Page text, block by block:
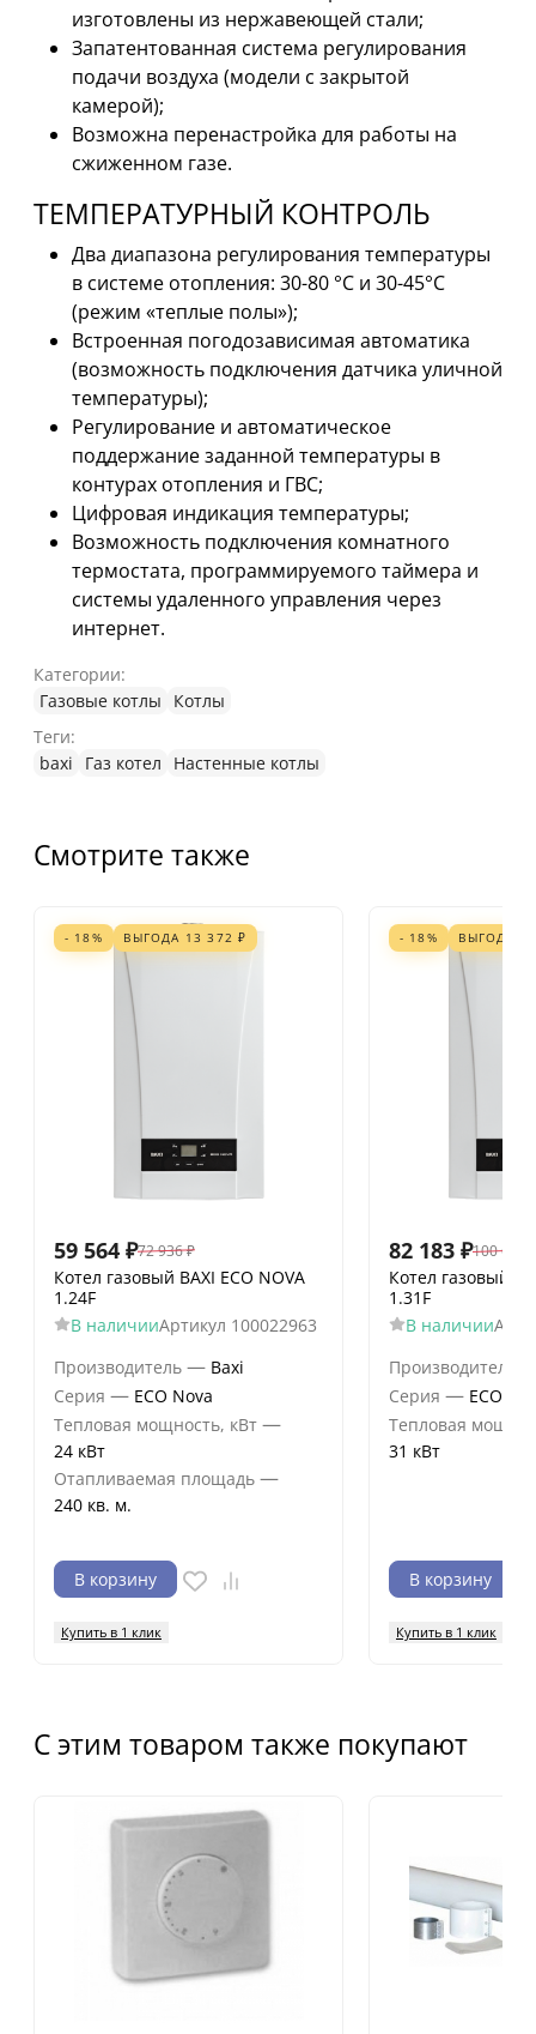
изготовлены из нержавеющей стали;
Запатентованная система регулирования
подачи воздуха (модели с закрытой
камерой);
Возможна перенастройка для работы на
сжиженном газе.
ТЕМПЕРАТУРНЫЙ КОНТРОЛЬ
Два диапазона регулирования температуры
в системе отопления: 30-80 °С и 30-45°С
(режим «теплые полы»);
Встроенная погодозависимая автоматика
(возможность подключения датчика уличной
температуры);
Регулирование и автоматическое
поддержание заданной температуры в
контурах отопления и ГВС;
Цифровая индикация температуры;
Возможность подключения комнатного
термостата, программируемого таймера и
системы удаленного управления через
интернет.
Категории:
Газовые котлы
Котлы
Теги:
baxi
Газ котел Настенные котлы
Смотрите также
- 18% ВЫГОДА 13 372 ₽
59 564 ₽72 936 ₽
Котел газовый BAXI ECO NOVA
1.24F
В наличииАртикул 100022963
Производитель — Baxi
Серия — ECO Nova
Тепловая мощность, кВт —
24 кВт
Отапливаемая площадь —
240 кв. м.
В корзину
Купить в 1 клик
- 18% ВЫГОДА
82 183 ₽100 632
Котел газовый
1.31F
В наличии
Производитель
Серия — ECO
Тепловая
31 кВт
В корзину
Купить в 1 клик
С этим товаром также покупают